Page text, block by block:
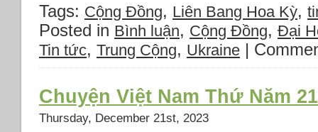
trợ
gần
250.000
USD
cho
dự
án
tại
Tags: Cộng Đồng, Liên Bang Hoa Kỳ,
Posted in Bình luận, Cộng Đồng, Đại
Tin tức, Trung Cộng, Ukraine |
Chuyện Việt Nam Thứ Năm
Thursday, December 21st, 2023